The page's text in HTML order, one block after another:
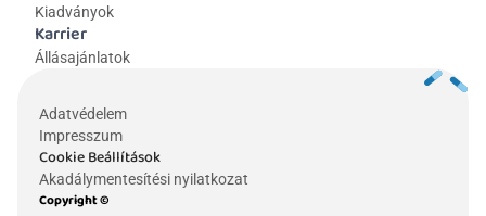
Kiadványok
Karrier
Állásajánlatok
Adatvédelem
Impresszum
Cookie Beállítások
Akadálymentesítési nyilatkozat
Copyright ©